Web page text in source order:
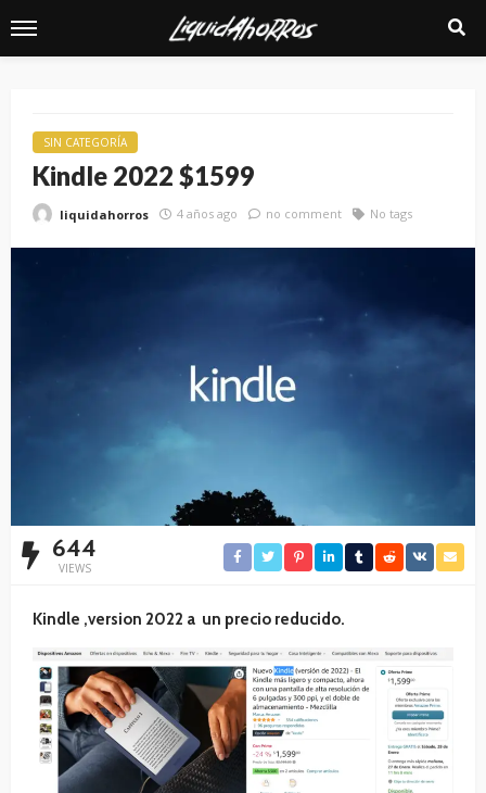
SIN CATEGORÍA
Kindle 2022 $1599
liquidahorros 4 años ago no comment No tags
644
VIEWS
Kindle ,version 2022 a un precio reducido.